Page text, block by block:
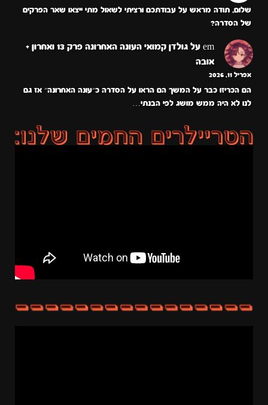
שלום, תודה מראש על עבודתכם ורציתי לשאול מתי ייצאו שאר הפרקים
של הסדרה?
em על
גולדן קמואי העונה האחרונה פרק 13 ואחרון +
אובה
אפריל 11, 2026
הם הכריזו כבר על המשך הם הראו על הסדרה כ״עונה האחרונה״ אז גם
לנו לא היה ממש מושג לפי הבנתי…